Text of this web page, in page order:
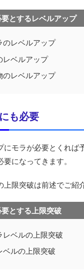
とするレベルアップ
のレベルアップ
レベルアップ
のレベルアップ
も必要
にモラが必要とくれば
になってきます。
上限突破は前述でご紹
とする上限突破
レベルの上限突破
ベルの上限突破